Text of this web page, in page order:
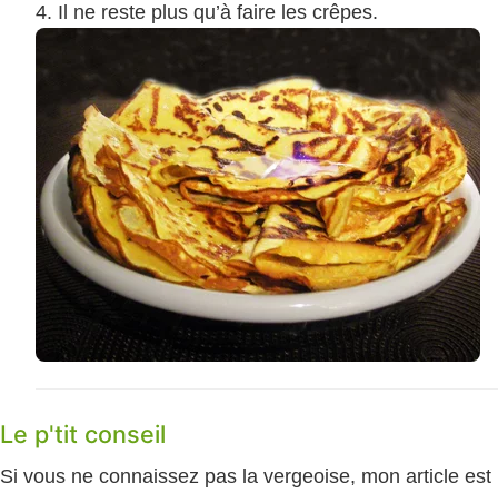
Il ne reste plus qu’à faire les crêpes.
Le p'tit conseil
Si vous ne connaissez pas la vergeoise, mon article est